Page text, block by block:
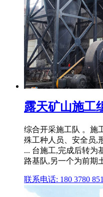
露天矿山施工
综合开采施工队 。施
殊工种人员、安全员,
... 台施工,完成后转为
路基队,另一个为前期
联系电话: 180 3780